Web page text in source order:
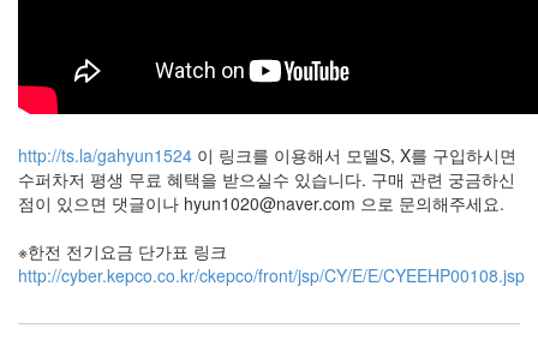
http://ts.la/gahyun1524 이 링크를 이용해서 모델S, X를 구입하시면
수퍼차저 평생 무료 혜택을 받으실수 있습니다. 구매 관련 궁금하신
점이 있으면 댓글이나 hyun1020@naver.com 으로 문의해주세요.
※한전 전기요금 단가표 링크
http://cyber.kepco.co.kr/ckepco/front/jsp/CY/E/E/CYEEHP00108.jsp
FLIT
델
play
Eclipse
네